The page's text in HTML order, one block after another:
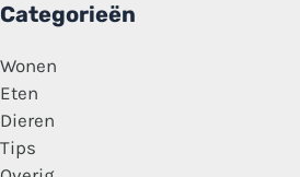
Categorieën
Wonen
Eten
Dieren
Tips